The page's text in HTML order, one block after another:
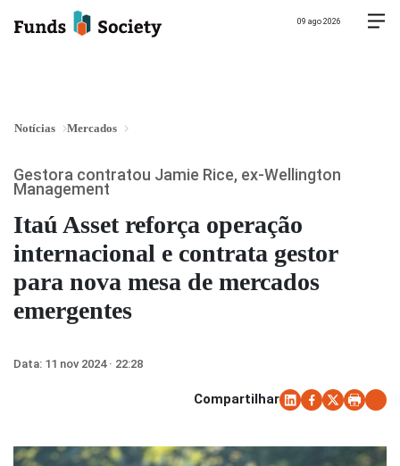
09 ago 2026
Notícias Mercados
Itaú Asset reforça operação
internacional e contrata gestor
para nova mesa de mercados
emergentes
Gestora contratou Jamie Rice, ex-Wellington
Management
Data: 11 nov 2024 · 22:28
Compartilhar